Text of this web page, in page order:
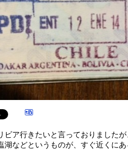
ビア行きたいと言っておりました
湖などというものが、すぐ近くに